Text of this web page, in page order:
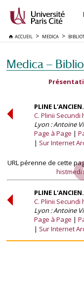
ACCUEIL MEDICA
Medica —
PLINE L'ANCIEN.
C. Plinii Secundi
Lyon : Antoine
Page à Page
Sur Internet
URL pérenne de cette
histmed/
PLINE L'ANCIEN.
C. Plinii Secundi
Lyon : Antoine
Page à Page
Sur Internet